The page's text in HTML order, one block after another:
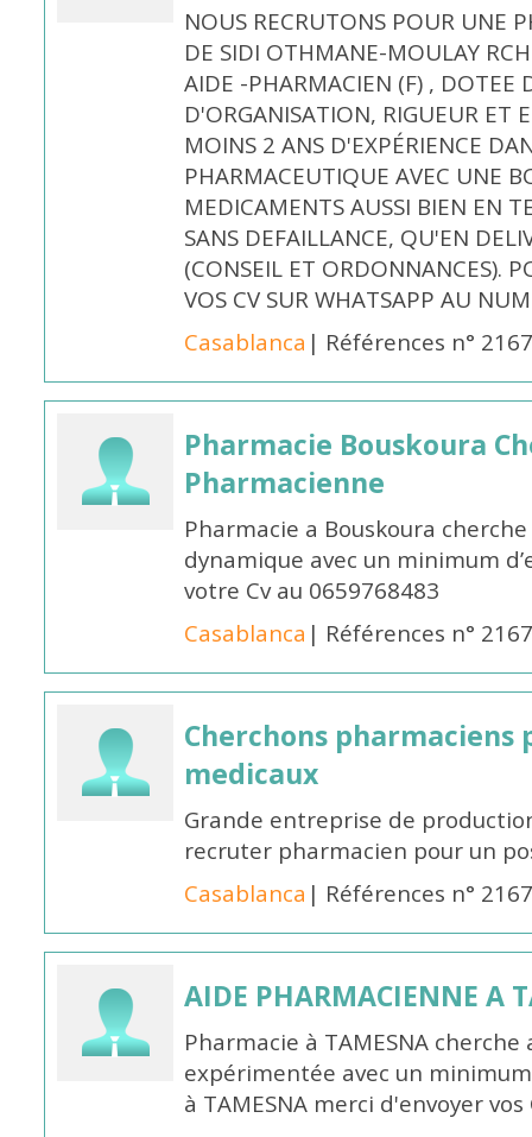
NOUS RECRUTONS POUR UNE
DE SIDI OTHMANE-MOULAY
AIDE -PHARMACIEN (F) , DOTEE
D'ORGANISATION, RIGUEUR ET
MOINS 2 ANS D'EXPÉRIENCE
PHARMACEUTIQUE AVEC UNE
MEDICAMENTS AUSSI BIEN EN
SANS DEFAILLANCE, QU'EN
(CONSEIL ET ORDONNANCES).
VOS CV SUR WHATSAPP AU
Casablanca | Références n°
Pharmacie Bouskoura
Pharmacienne
Pharmacie a Bouskoura
dynamique avec un minimum
votre Cv au 0659768483
Casablanca | Références n°
Cherchons
medicaux
Grande entreprise de
recruter pharmacien pour un
Casablanca | Références n°
AIDE PHARMACIENNE A
Pharmacie à TAMESNA
expérimentée avec un
à TAMESNA merci d'envoyer